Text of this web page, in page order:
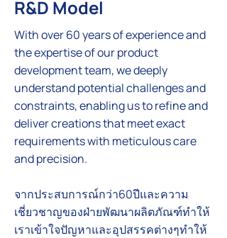
R&D Model
With over 60 years of experience and
the expertise of our product
development team, we deeply
understand potential challenges and
constraints, enabling us to refine and
deliver creations that meet exact
requirements with meticulous care
and precision.
จากประสบการณ์กว่า60ปีและความ
เชี่ยวชาญของฝ่ายพัฒนาผลิตภัณฑ์ทำให้
เราเข้าใจปัญหาและอุปสรรคต่างๆทำให้